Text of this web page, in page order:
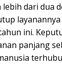
dari dua
layanannya
ini.
panjang